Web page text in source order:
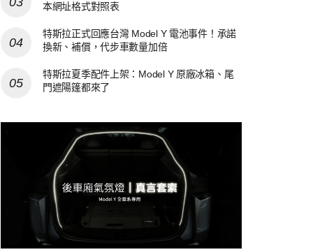
本網址格式對照表
特斯拉正式回應台灣 Model Y 電池事件！承諾
換新、補償，代步車數量加倍
特斯拉夏季配件上架：Model Y 原廠冰箱、尾
門遮陽篷都來了